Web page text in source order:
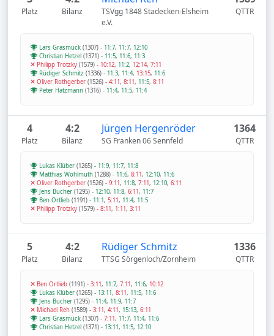
Platz Bilanz
TSVgg 1848 Stadecken-Elsheim
e.V.
QTTR
Lars Grasmück (1307) - 11:7, 11:7, 12:10
Christian Hetzel (1371) - 11:5, 11:6, 11:3
Philipp Trotzky (1579) - 10:12, 11:2, 12:14, 7:11
Rüdiger Schmitz (1336) - 11:3, 11:4, 13:15, 11:6
Oliver Rothgerber (1526) - 4:11, 8:11, 11:5, 8:11
Peter Hatzmann (1316) - 11:4, 11:5, 11:4
4
Platz
4:2
Bilanz
Jürgen Hergenröder
SG Franken 06 Sennfeld
1364
QTTR
Lukas Klüber (1265) - 11:9, 11:7, 11:8
Matthias Wohlmuth (1288) - 11:6, 8:11, 12:10, 11:6
Oliver Rothgerber (1526) - 9:11, 11:8, 7:11, 12:10, 6:11
Jens Bucher (1295) - 12:10, 11:8, 6:11, 11:7
Ben Ortlieb (1191) - 11:1, 5:11, 11:4, 11:5
Philipp Trotzky (1579) - 8:11, 1:11, 3:11
5
Platz
4:2
Bilanz
Rüdiger Schmitz
TTSG Sörgenloch/Zornheim
1336
QTTR
Ben Ortlieb (1191) - 3:11, 11:7, 7:11, 11:6, 10:12
Lukas Klüber (1265) - 13:11, 8:11, 11:5, 11:6
Jens Bucher (1295) - 11:4, 11:9, 11:7
Michael Reh (1589) - 3:11, 4:11, 15:13, 6:11
Lars Grasmück (1307) - 7:11, 11:7, 11:4, 11:6
Christian Hetzel (1371) - 13:11, 11:5, 12:10